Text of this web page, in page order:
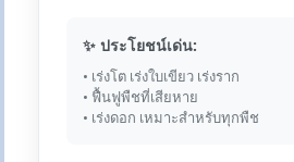
✨ ประโยชน์เด่น:
• เร่งโต เร่งใบเขียว เร่งราก
• ฟื้นฟูพืชที่เสียหาย
• เร่งดอก เหมาะสำหรับทุกพืช